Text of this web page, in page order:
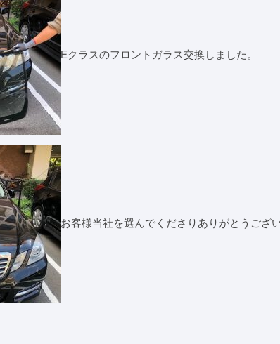
Eクラスのフロントガラス交換しました。
お客様当社を選んでくださりありがとうござ